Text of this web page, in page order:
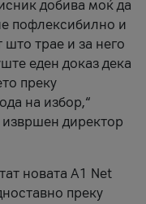
добива моќ да
пофлексибилно и
што трае и за него
еден доказ дека
преку
на избор,“
извршен директор
новата А1 Net
преку